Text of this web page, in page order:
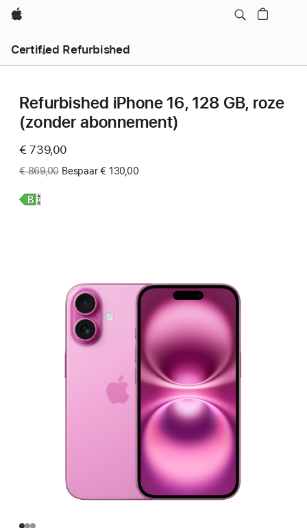
Apple
Certified Refurbished
Refurbished iPhone 16, 128 GB, roze
(zonder abonnement)
Now
€ 739,00
Was
€ 869,00 Bespaar € 130,00
Meer